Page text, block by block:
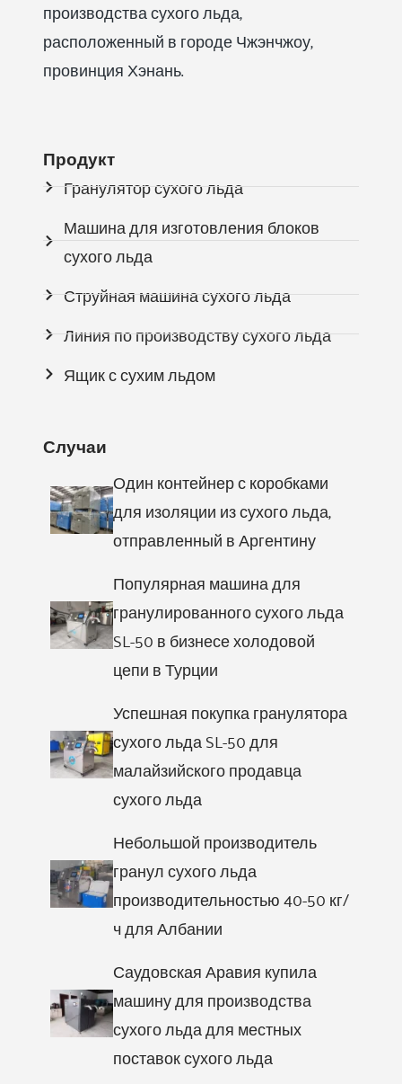
производства сухого льда,
расположенный в городе Чжэнчжоу,
провинция Хэнань.
Продукт
Гранулятор сухого льда
Машина для изготовления блоков
сухого льда
Струйная машина сухого льда
Линия по производству сухого льда
Ящик с сухим льдом
Случаи
Один контейнер с коробками
для изоляции из сухого льда,
отправленный в Аргентину
Популярная машина для
гранулированного сухого льда
SL-50 в бизнесе холодовой
цепи в Турции
Успешная покупка гранулятора
сухого льда SL-50 для
малайзийского продавца
сухого льда
Небольшой производитель
гранул сухого льда
производительностью 40-50 кг/
ч для Албании
Саудовская Аравия купила
машину для производства
сухого льда для местных
поставок сухого льда